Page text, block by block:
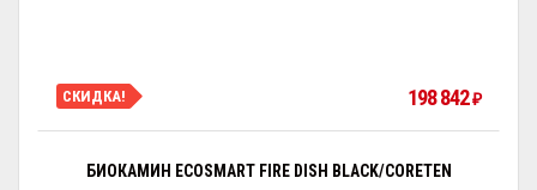
СКИДКА! 198 842₽
БИОКАМИН ECOSMART FIRE DISH BLACK/CORETEN